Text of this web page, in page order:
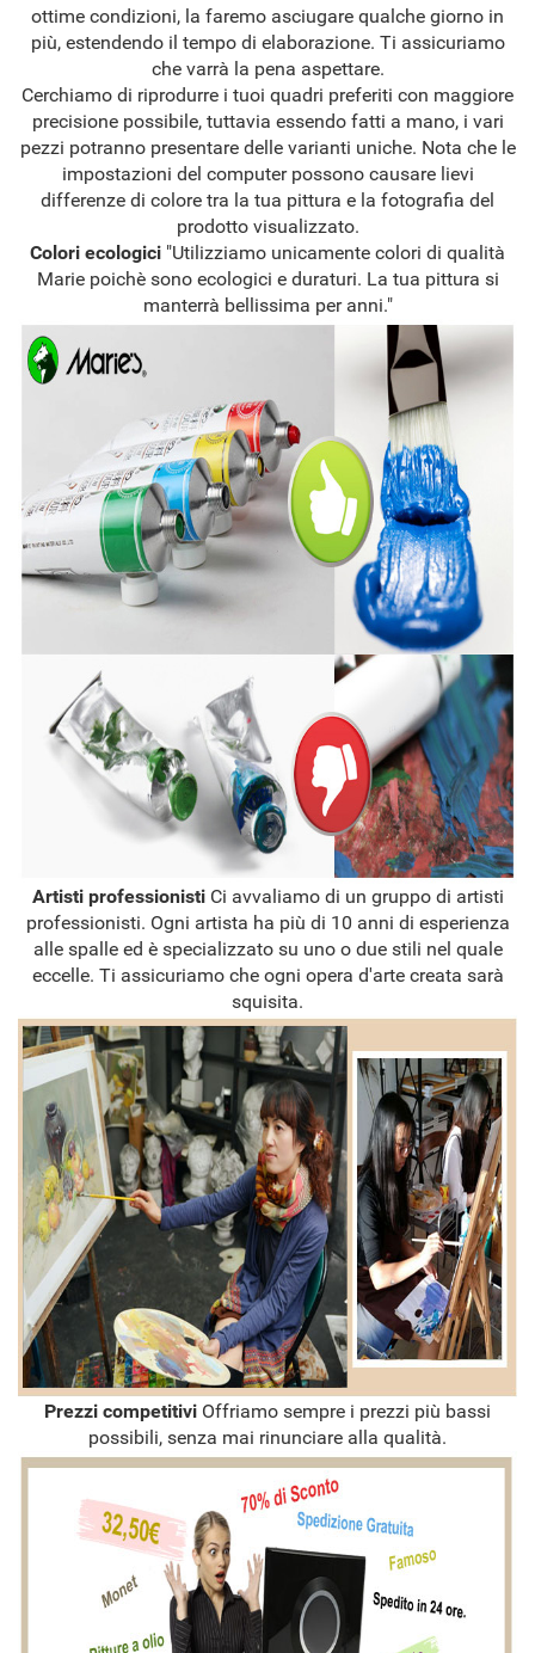
ottime condizioni, la faremo asciugare qualche giorno in
più, estendendo il tempo di elaborazione. Ti assicuriamo
che varrà la pena aspettare.
Cerchiamo di riprodurre i tuoi quadri preferiti con maggiore
precisione possibile, tuttavia essendo fatti a mano, i vari
pezzi potranno presentare delle varianti uniche. Nota che le
impostazioni del computer possono causare lievi
differenze di colore tra la tua pittura e la fotografia del
prodotto visualizzato.
Colori ecologici "Utilizziamo unicamente colori di qualità
Marie poichè sono ecologici e duraturi. La tua pittura si
manterrà bellissima per anni."
Artisti professionisti Ci avvaliamo di un gruppo di artisti
professionisti. Ogni artista ha più di 10 anni di esperienza
alle spalle ed è specializzato su uno o due stili nel quale
eccelle. Ti assicuriamo che ogni opera d'arte creata sarà
squisita.
Prezzi competitivi Offriamo sempre i prezzi più bassi
possibili, senza mai rinunciare alla qualità.